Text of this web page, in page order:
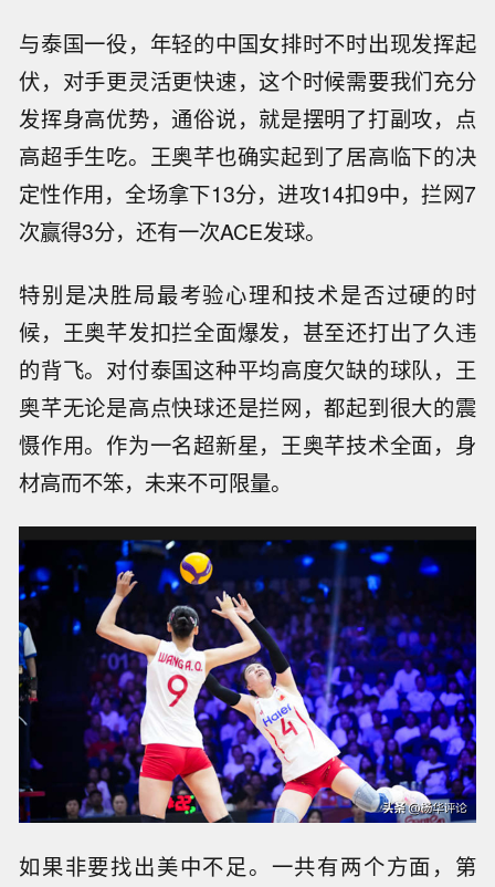
与泰国一役，年轻的中国女排时不时出现发挥起
伏，对手更灵活更快速，这个时候需要我们充分
发挥身高优势，通俗说，就是摆明了打副攻，点
高超手生吃。王奥芊也确实起到了居高临下的决
定性作用，全场拿下13分，进攻14扣9中，拦网7
次赢得3分，还有一次ACE发球。
特别是决胜局最考验心理和技术是否过硬的时
候，王奥芊发扣拦全面爆发，甚至还打出了久违
的背飞。对付泰国这种平均高度欠缺的球队，王
奥芊无论是高点快球还是拦网，都起到很大的震
慑作用。作为一名超新星，王奥芊技术全面，身
材高而不笨，未来不可限量。
如果非要找出美中不足。一共有两个方面，第